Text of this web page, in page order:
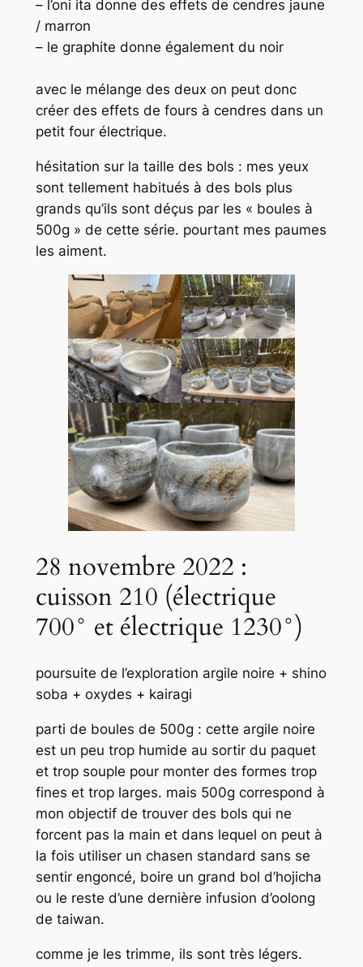
– l’oni ita donne des effets de cendres jaune
/ marron
– le graphite donne également du noir
avec le mélange des deux on peut donc
créer des effets de fours à cendres dans un
petit four électrique.
hésitation sur la taille des bols : mes yeux
sont tellement habitués à des bols plus
grands qu’ils sont déçus par les « boules à
500g » de cette série. pourtant mes paumes
les aiment.
28 novembre 2022 :
cuisson 210 (électrique
700° et électrique 1230°)
poursuite de l’exploration argile noire + shino
soba + oxydes + kairagi
parti de boules de 500g : cette argile noire
est un peu trop humide au sortir du paquet
et trop souple pour monter des formes trop
fines et trop larges. mais 500g correspond à
mon objectif de trouver des bols qui ne
forcent pas la main et dans lequel on peut à
la fois utiliser un chasen standard sans se
sentir engoncé, boire un grand bol d’hojicha
ou le reste d’une dernière infusion d’oolong
de taiwan.
comme je les trimme, ils sont très légers.